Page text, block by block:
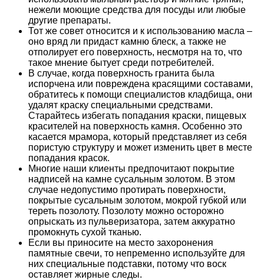
нежели моющие средства для посуды или любые
другие препараты.
Тот же совет относится и к использованию масла –
оно вряд ли придаст камню блеск, а также не
отполирует его поверхность, несмотря на то, что
такое мнение бытует среди потребителей.
В случае, когда поверхность гранита была
испорчена или повреждена красящими составами,
обратитесь к помощи специалистов кладбища, они
удалят краску специальными средствами.
Старайтесь избегать попадания краски, пищевых
красителей на поверхность камня. Особенно это
касается мрамора, который представляет из себя
пористую структуру и может изменить цвет в месте
попадания красок.
Многие наши клиенты предпочитают покрытие
надписей на камне сусальным золотом. В этом
случае недопустимо протирать поверхности,
покрытые сусальным золотом, мокрой губкой или
тереть позолоту. Позолоту можно осторожно
опрыскать из пульверизатора, затем аккуратно
промокнуть сухой тканью.
Если вы приносите на место захоронения
памятные свечи, то непременно используйте для
них специальные подставки, потому что воск
оставляет жирные следы.